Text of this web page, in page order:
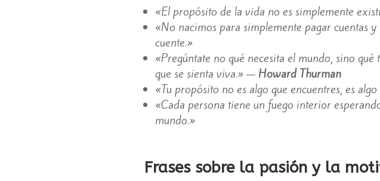
«El propósito de la vida no es simplemente
«No nacimos para simplemente pagar cuentas
cuente.»
«Pregúntate no qué necesita el mundo, sino
que se sienta viva.» — Howard Thurman
«Tu propósito no es algo que encuentres, es algo
«Cada persona tiene un fuego interior
mundo.»
Frases sobre la pasión y la